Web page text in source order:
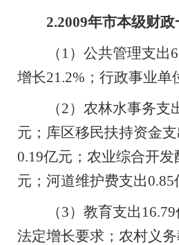
2.2009年市本级财
（ 1 ）公共管理支出
增长21.2% ；行政事业单
（2）农林水事务支
元；库区移民扶持资金支
0.19亿元 ； 农业综合开发
元；河道维护费支出0.85
（3）教育支出 16.79
法定增长要求；农村义